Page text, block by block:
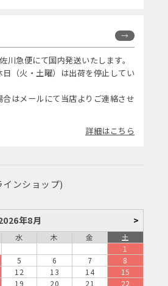
川急便にて国内発送いたします。
（火・土曜）は出荷を停止してい
はメールにて当店よりご連絡させ
詳細はこちら
ンショップ)
年8月 >
水 木 金
土
1
5 6 7
8
12 13 14
15
19 20 21
22